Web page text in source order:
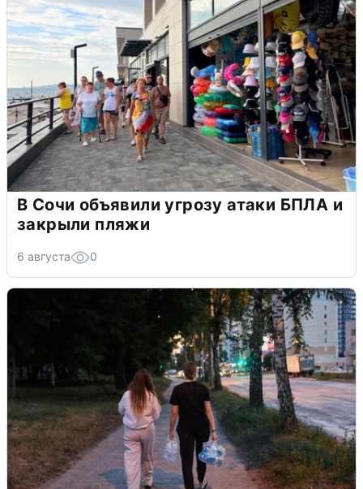
В Сочи объявили угрозу атаки БПЛА и
закрыли пляжи
6 августа 0